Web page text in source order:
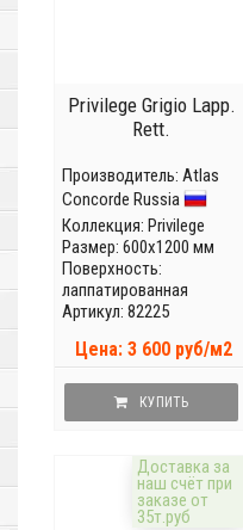
Privilege Grigio Lapp.
Rett.
Производитель: Atlas
Concorde Russia
Коллекция: Privilege
Размер: 600x1200 мм
Поверхность:
лаппатированная
Артикул: 82225
Цена: 3 600 руб/м2
КУПИТЬ
Доставка за
наш счёт при
заказе от
35т.руб